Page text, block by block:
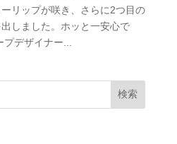
リップが咲き、さらに2つ目の
しました。ホッと一安心で
デザイナー...